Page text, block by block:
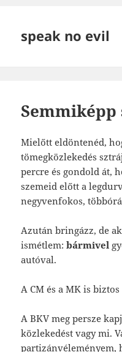
speak no evil
Semmiképp
Mielőtt eldöntenéd,
tömegközlekedés
percre és gondold át,
szemeid előtt a
negyvenfokos,
Azután bringázz, de
ismétlem:bármivel
autóval.
A CM és a MK is
A BKV meg persze
közlekedést vagy mi.
partizánvéleményem,